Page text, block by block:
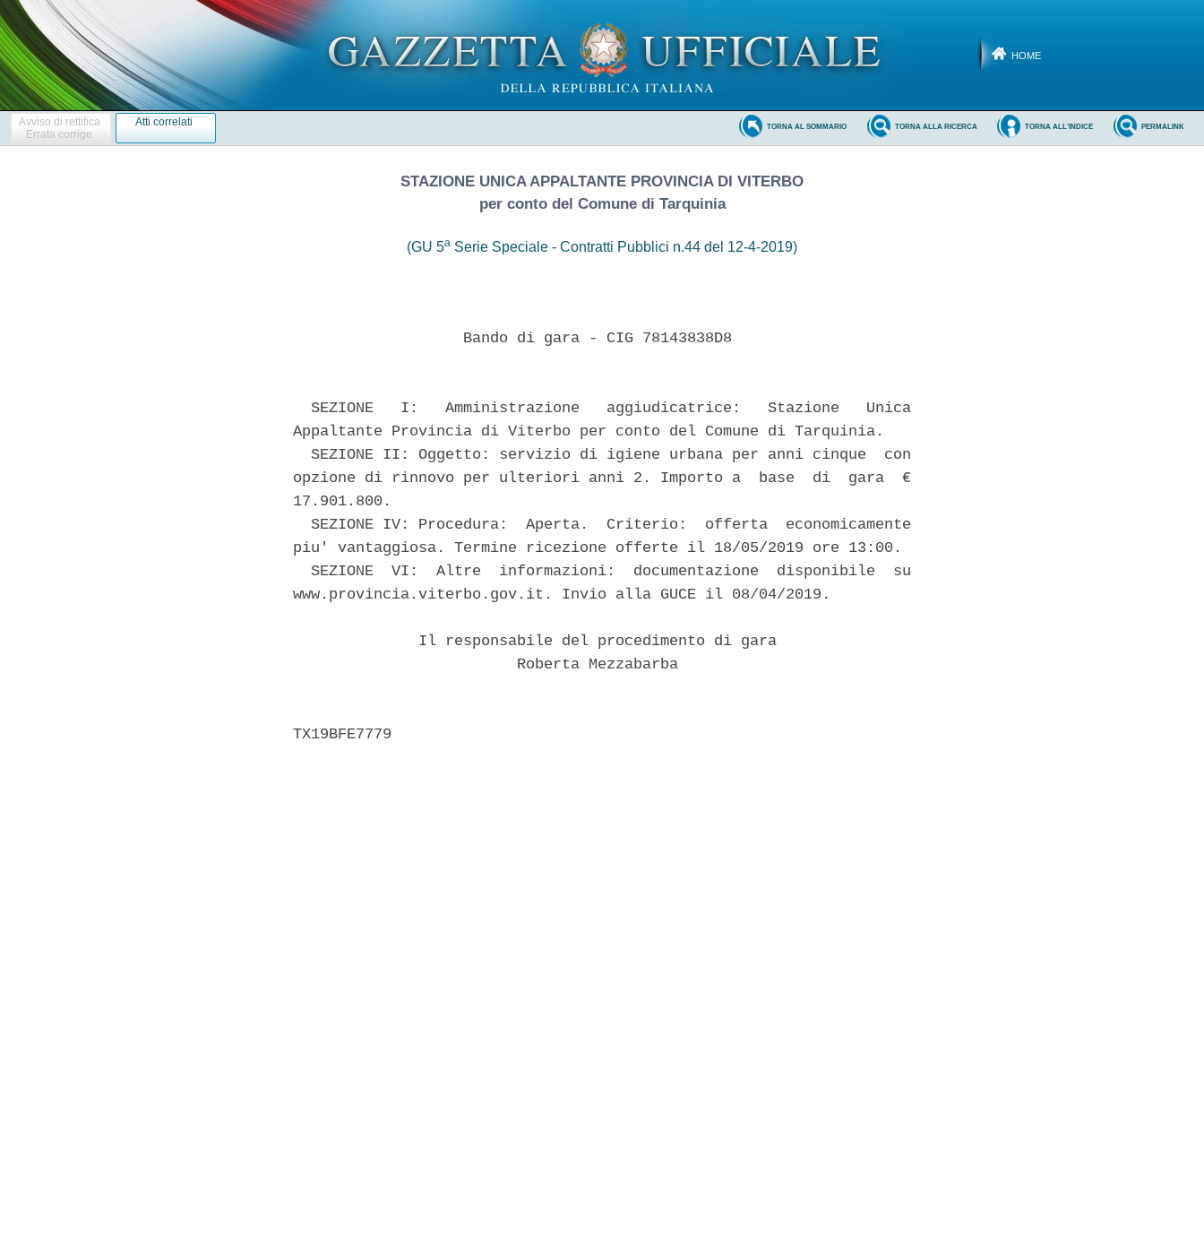
HOME
Avviso di rettifica
Errata corrige
Atti correlati PERMALINK
TORNA ALL'INDICE
TORNA ALLA RICERCA
TORNA AL SOMMARIO
STAZIONE UNICA APPALTANTE PROVINCIA DI VITERBO
per conto del Comune di Tarquinia
(GU 5a Serie Speciale - Contratti Pubblici n.44 del 12-4-2019)
                   Bando di gara - CIG 78143838D8
  SEZIONE   I:   Amministrazione   aggiudicatrice:   Stazione   Unica
Appaltante Provincia di Viterbo per conto del Comune di Tarquinia.
  SEZIONE II: Oggetto: servizio di igiene urbana per anni cinque  con
opzione di rinnovo per ulteriori anni 2. Importo a  base  di  gara  €
17.901.800.
  SEZIONE IV: Procedura:  Aperta.  Criterio:  offerta  economicamente
piu' vantaggiosa. Termine ricezione offerte il 18/05/2019 ore 13:00.
  SEZIONE  VI:  Altre  informazioni:  documentazione  disponibile  su
www.provincia.viterbo.gov.it. Invio alla GUCE il 08/04/2019.
              Il responsabile del procedimento di gara
                         Roberta Mezzabarba